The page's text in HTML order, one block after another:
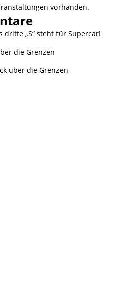
vorhanden.
dritte „S“ steht für Supercar!
die Grenzen
über die Grenzen